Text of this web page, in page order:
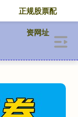
正规股票配
资网址